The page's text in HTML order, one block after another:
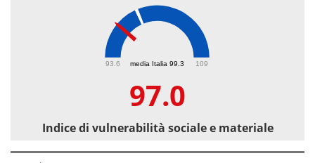
media Italia 99.3
93.6 109
97.0
Indice di vulnerabilità sociale e materiale